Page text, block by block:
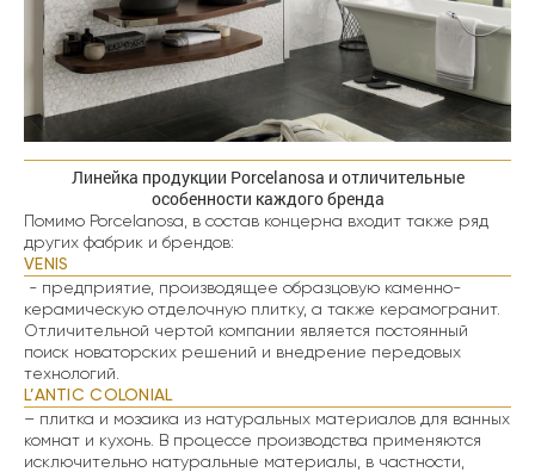
Линейка продукции Porcelanosa и отличительные
особенности каждого бренда
Помимо Porcelanosa, в состав концерна входит также ряд
других фабрик и брендов:
VENIS
- предприятие, производящее образцовую каменно-
керамическую отделочную плитку, а также керамогранит.
Отличительной чертой компании является постоянный
поиск новаторских решений и внедрение передовых
технологий.
L’ANTIC COLONIAL
– плитка и мозаика из натуральных материалов для ванных
комнат и кухонь. В процессе производства применяются
исключительно натуральные материалы, в частности,